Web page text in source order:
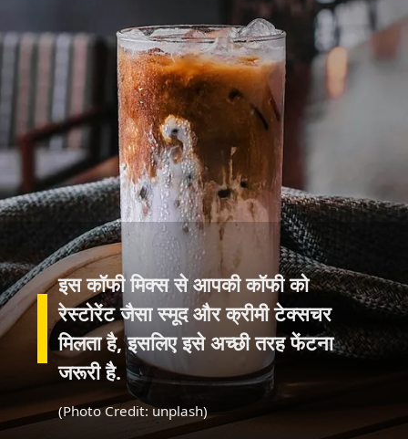
इस कॉफी मिक्स से आपकी कॉफी को
रेस्टोरेंट जैसा स्मूद और क्रीमी टेक्सचर
मिलता है, इसलिए इसे अच्छी तरह फेंटना
जरूरी है.
(Photo Credit: unplash)